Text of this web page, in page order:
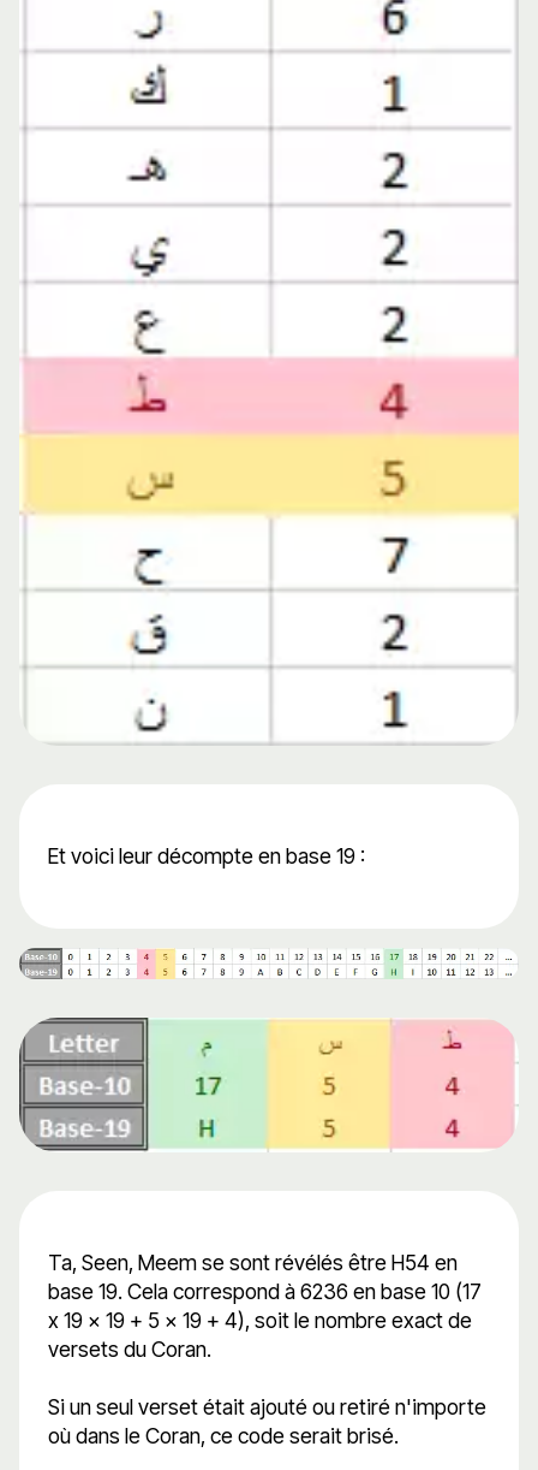
Et voici leur décompte en base 19 :
Ta, Seen, Meem se sont révélés être H54 en
base 19. Cela correspond à 6236 en base 10 (17
x 19 x 19 + 5 x 19 + 4), soit le nombre exact de
versets du Coran.
Si un seul verset était ajouté ou retiré n'importe
où dans le Coran, ce code serait brisé.